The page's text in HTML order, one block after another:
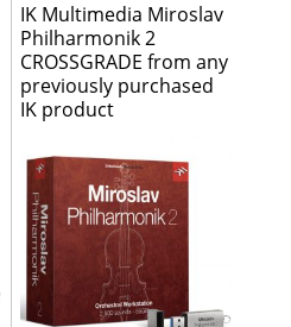
IK Multimedia Miroslav
Philharmonik 2
CROSSGRADE from any
previously purchased
IK product